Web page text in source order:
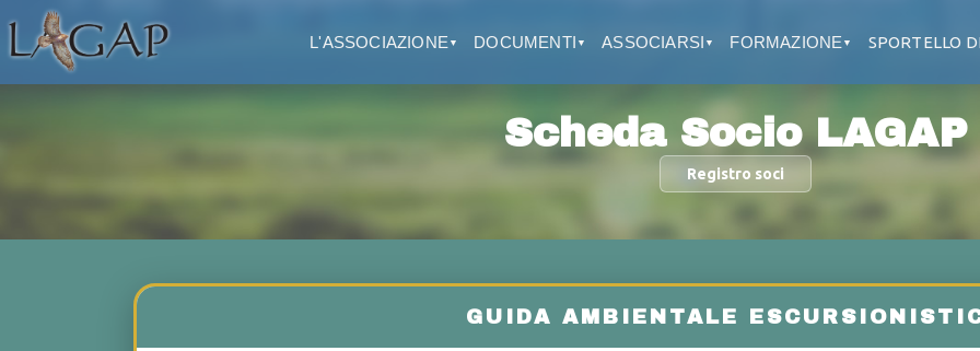
L'ASSOCIAZIONE ▼ DOCUMENTI ▼ ASSOCIARSI ▼ FORMAZIONE ▼ SPORTELLO
Scheda Socio LAGAP
Registro soci